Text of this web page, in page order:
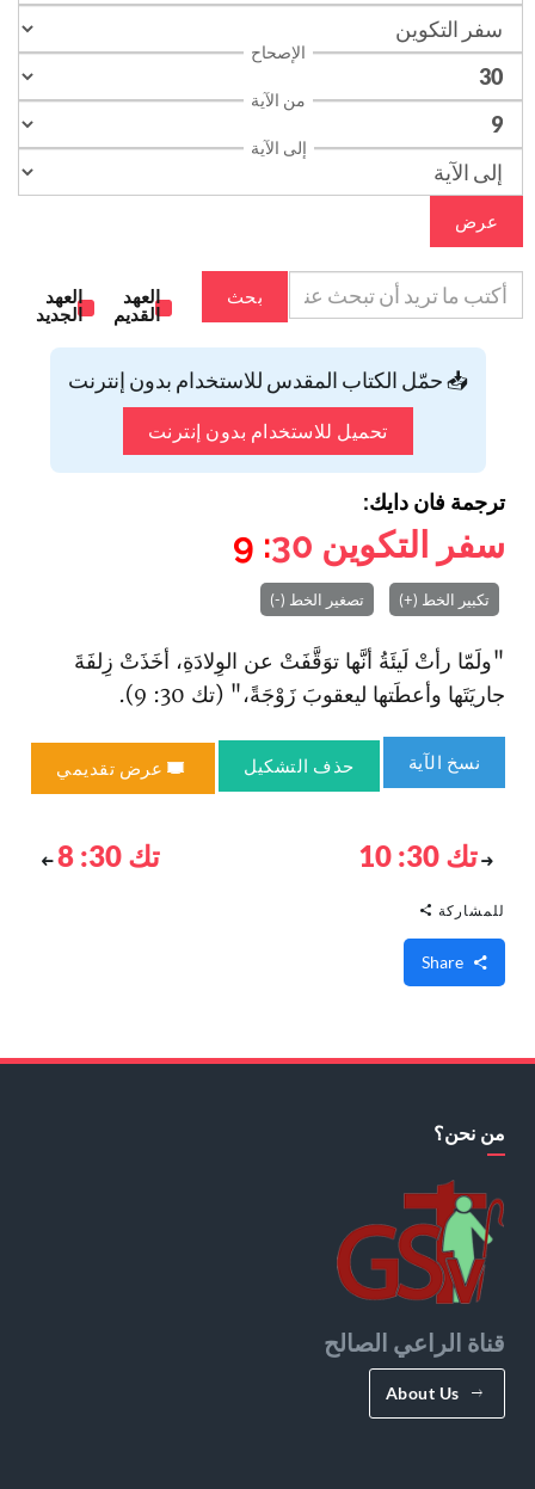
الإصحاح
من الآية
إلى الآية
عرض
بحث
العهد
القديم
العهد
الجديد
📥 حمّل الكتاب المقدس للاستخدام بدون إنترنت
تحميل للاستخدام بدون إنترنت
ترجمة فان دايك:
سفر التكوين 30
: 9
تكبير الخط (+) تصغير الخط (-)
"ولَمّا رأتْ لَيئَةُ أنَّها توَقَّفَتْ عن الوِلادَةِ، أخَذَتْ زِلفَةَ
جاريَتَها وأعطَتها ليعقوبَ زَوْجَةً،" (تك 30: 9).
نسخ الآية حذف التشكيل عرض تقديمي
تك 30: 10 تك 30: 8
للمشاركة
من نحن؟
قناة الراعي الصالح
About Us